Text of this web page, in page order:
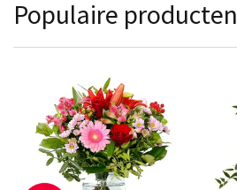
Populaire producten